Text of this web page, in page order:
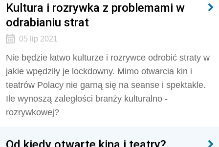
Kultura i rozrywka z problemami w
odrabianiu strat
05 lip 2021
Nie będzie łatwo kulturze i rozrywce odrobić straty w
jakie wpędziły je lockdowny. Mimo otwarcia kin i
teatrów Polacy nie garną się na seanse i spektakle.
Ile wynoszą zaległości branży kulturalno -
rozrywkowej?